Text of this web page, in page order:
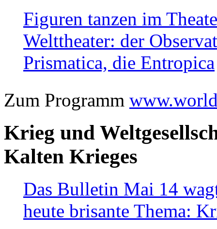
Figuren tanzen im
Welttheater: der
Prismatica, die Entropica
Zum Programm
Krieg und
Kalten Krieges
Das Bulletin Mai 14
heute brisante Thema: